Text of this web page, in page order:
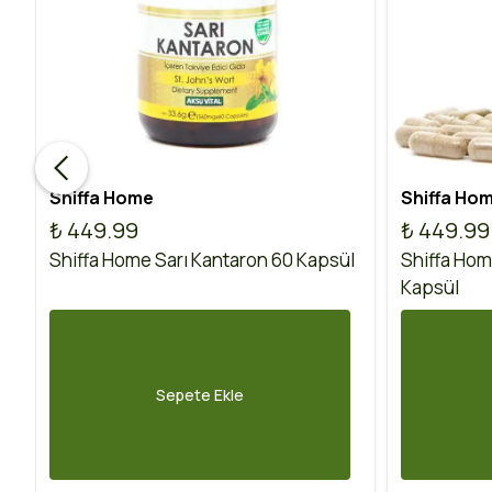
Shiffa Home
₺ 449.99
Shiffa Home Sarı Kantaron 60 Kapsül
Sepete Ekle
Shiffa
₺ 449.99
Shiffa
Kapsül